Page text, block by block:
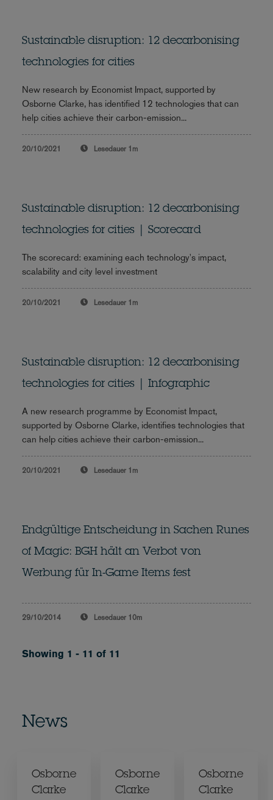
Sustainable disruption: 12 decarbonising
technologies for cities
New research by Economist Impact, supported by
Osborne Clarke, has identified 12 technologies that can
help cities achieve their carbon-emission...
20/10/2021 Lesedauer 1m
Sustainable disruption: 12 decarbonising
technologies for cities | Scorecard
The scorecard: examining each technology's impact,
scalability and city level investment
20/10/2021 Lesedauer 1m
Sustainable disruption: 12 decarbonising
technologies for cities | Infographic
A new research programme by Economist Impact,
supported by Osborne Clarke, identifies technologies that
can help cities achieve their carbon-emission...
20/10/2021 Lesedauer 1m
Endgültige Entscheidung in Sachen Runes
of Magic: BGH hält an Verbot von
Werbung für In-Game Items fest
29/10/2014 Lesedauer 10m
Showing 1 - 11 of 11
News
Osborne
Clarke
Osborne
Clarke
Osborne
Clarke